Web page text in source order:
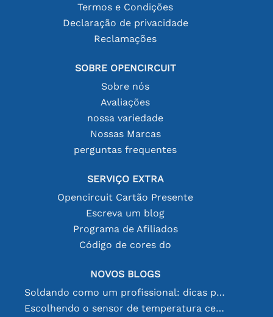
Termos e Condições
Declaração de privacidade
Reclamações
SOBRE OPENCIRCUIT
Sobre nós
Avaliações
nossa variedade
Nossas Marcas
perguntas frequentes
SERVIÇO EXTRA
Opencircuit Cartão Presente
Escreva um blog
Programa de Afiliados
Código de cores do
NOVOS BLOGS
Soldando como um profissional: dicas para conexões eletrônicas perfeitas
Escolhendo o sensor de temperatura certo [youtube]